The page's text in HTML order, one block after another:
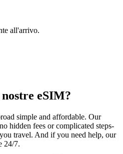
all'arrivo.
eSIM?
simple and affordable. Our
hidden fees or complicated steps-
travel. And if you need help, our
24/7.